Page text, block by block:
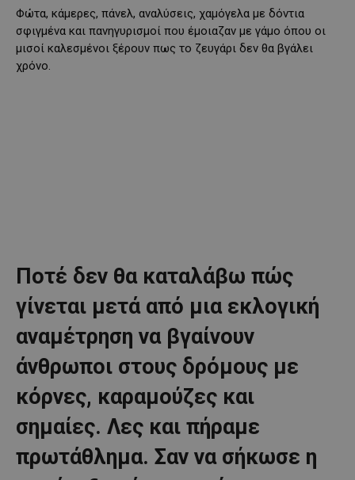
Φώτα, κάμερες, πάνελ, αναλύσεις, χαμόγελα με δόντια
σφιγμένα και πανηγυρισμοί που έμοιαζαν με γάμο όπου οι
μισοί καλεσμένοι ξέρουν πως το ζευγάρι δεν θα βγάλει
χρόνο.
Ποτέ δεν θα καταλάβω πώς
γίνεται μετά από μια εκλογική
αναμέτρηση να βγαίνουν
άνθρωποι στους δρόμους με
κόρνες, καραμούζες και
σημαίες. Λες και πήραμε
πρωτάθλημα. Σαν να σήκωσε η